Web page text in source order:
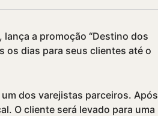
a promoção “Destino dos
os dias para seus clientes até o
dos varejistas parceiros. Após
O cliente será levado para uma